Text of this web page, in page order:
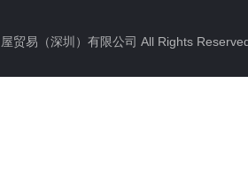
贸易（深圳）有限公司 All Rights